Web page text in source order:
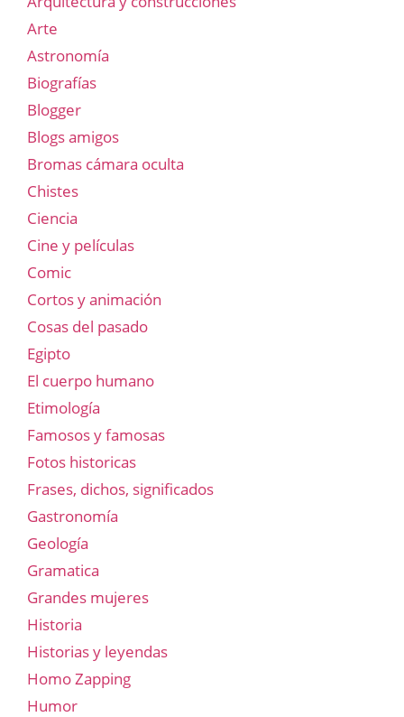
Arte
Astronomía
Biografías
Blogger
Blogs amigos
Bromas cámara oculta
Chistes
Ciencia
Cine y películas
Comic
Cortos y animación
Cosas del pasado
Egipto
El cuerpo humano
Etimología
Famosos y famosas
Fotos historicas
Frases, dichos, significados
Gastronomía
Geología
Gramatica
Grandes mujeres
Historia
Historias y leyendas
Homo Zapping
Humor